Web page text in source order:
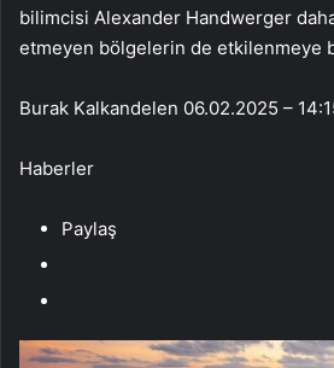
bilimcisi Alexander Handwerger
etmeyen bölgelerin de etkilenmeye
Burak Kalkandelen 06.02.2025 –
Haberler
Paylaş